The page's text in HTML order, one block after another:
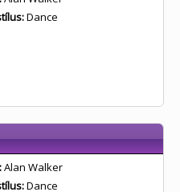
Dance
Alan Walker
Dance